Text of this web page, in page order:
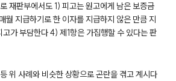
건설부 업무
전체
구성원 소개
재판부에서도 1) 피고는 원고에게 남은 보증금
월 지급하기로 한 이자를 지급하지 않은 만큼 지
가 부담한다 4) 제1항은 가집행할 수 있다는 판
위 사례와 비슷한 상황으로 곤란을 겪고 계시다